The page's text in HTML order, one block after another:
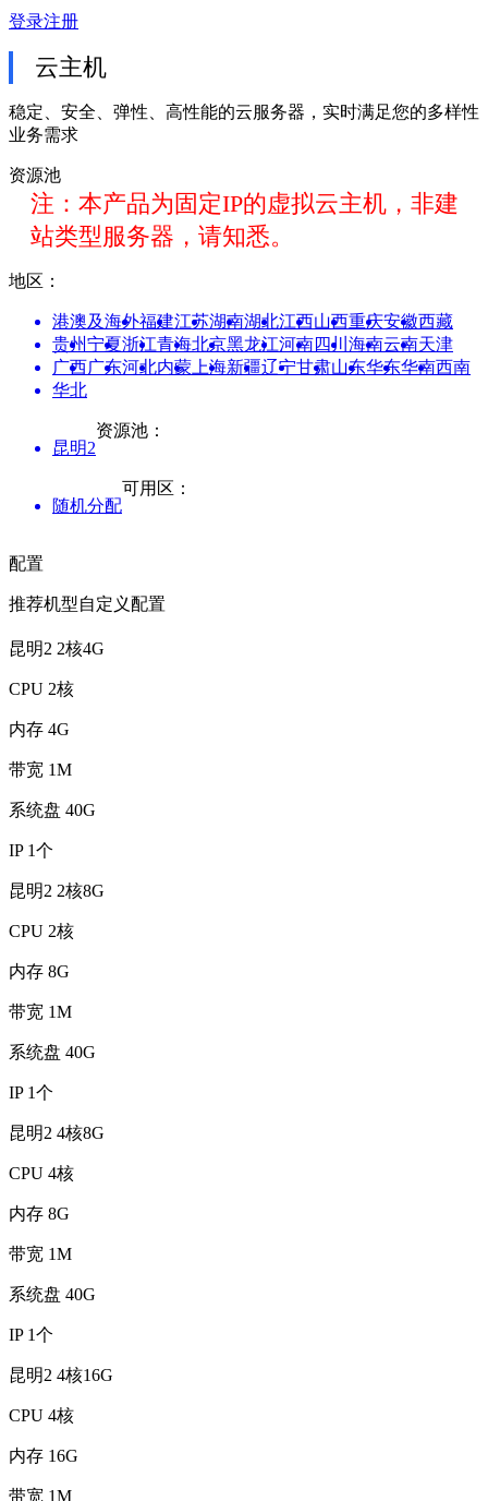
登录注册
云主机
稳定、安全、弹性、高性能的云服务器，实时满足您的多样性
业务需求
资源池
注：本产品为固定IP的虚拟云主机，非建
站类型服务器，请知悉。
地区：
港澳及海外福建江苏湖南湖北江西山西重庆安徽西藏
贵州宁夏浙江青海北京黑龙江河南四川 海南云南天津
广西广东河北内蒙 上海新疆辽宁甘肃山东华东华南西南
华北
资源池：
昆明2
可用区：
随机分配
配置
推荐机型自定义配置
昆明2 2核4G
CPU 2核
内存 4G
带宽 1M
系统盘 40G
IP 1个
昆明2 2核8G
CPU 2核
内存 8G
带宽 1M
系统盘 40G
IP 1个
昆明2 4核8G
CPU 4核
内存 8G
带宽 1M
系统盘 40G
IP 1个
昆明2 4核16G
CPU 4核
内存 16G
带宽 1M